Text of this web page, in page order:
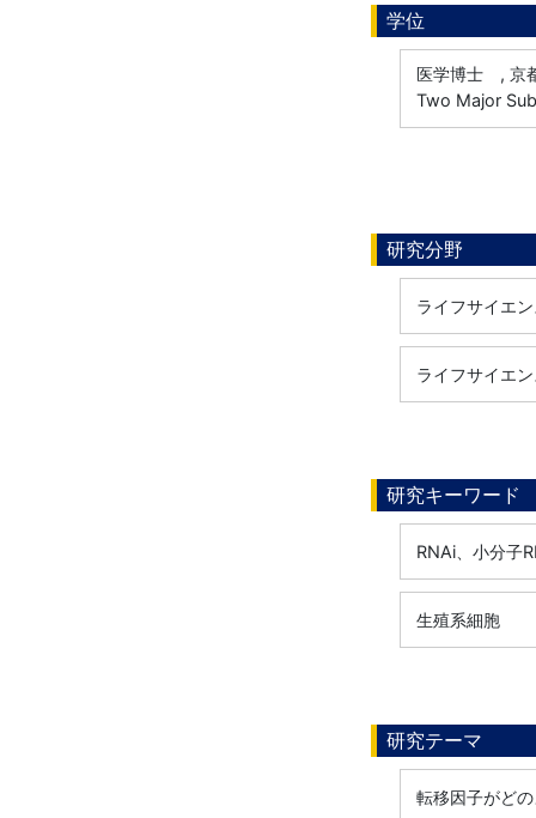
学位
医学博士 , 京
Two Major
研究分野
ライフサイエ
ライフサイエ
研究キーワード
RNAi、小分子
生殖系細胞
研究テーマ
転移因子がど